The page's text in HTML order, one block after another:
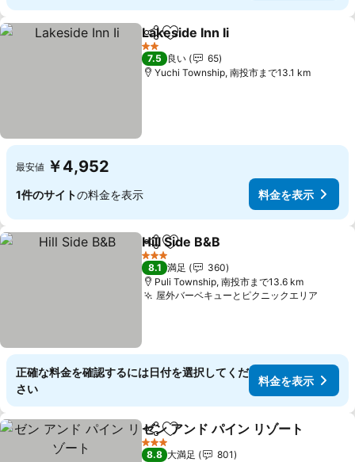
シェアお気に入りに追加
Lakeside Inn Ii
2 ホテルのランク
7.5 良い
65
Yuchi Township, 南投市まで13.1 km
最安値 ￥4,952
1件のサイトの料金を表示 料金を表示
シェアお気に入りに追加
Hill Side B&B
3 ホテルのランク
8.1 満足
360
Puli Township, 南投市まで13.6 km
屋外バーベキューとピクニックエリア
正確な料金を確認するには日付を選択してくだ
さい
料金を表示
シェアお気に入りに追加
ゼン アンド パイン リゾート
3 ホテルのランク
8.8 大満足
801